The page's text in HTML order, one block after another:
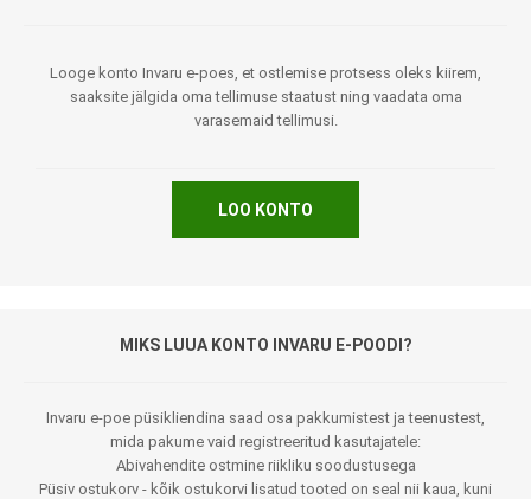
Looge konto Invaru e-poes, et ostlemise protsess oleks kiirem,
saaksite jälgida oma tellimuse staatust ning vaadata oma
varasemaid tellimusi.
LOO KONTO
MIKS LUUA KONTO INVARU E-POODI?
Invaru e-poe püsikliendina saad osa pakkumistest ja teenustest,
mida pakume vaid registreeritud kasutajatele:
Abivahendite ostmine riikliku soodustusega
Püsiv ostukorv - kõik ostukorvi lisatud tooted on seal nii kaua, kuni